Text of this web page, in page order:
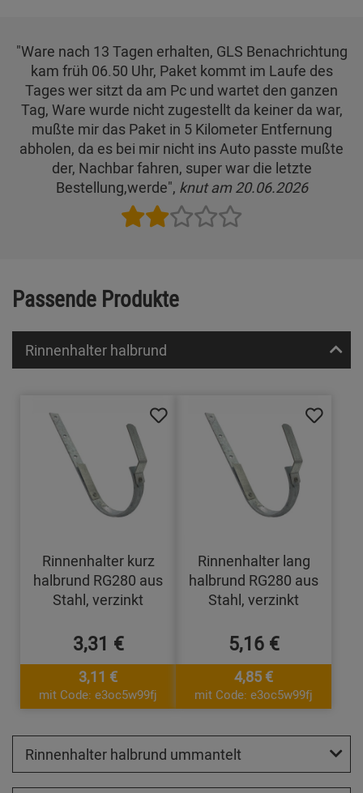
"Ware nach 13 Tagen erhalten, GLS Benachrichtung
kam früh 06.50 Uhr, Paket kommt im Laufe des
Tages wer sitzt da am Pc und wartet den ganzen
Tag, Ware wurde nicht zugestellt da keiner da war,
mußte mir das Paket in 5 Kilometer Entfernung
abholen, da es bei mir nicht ins Auto passte mußte
der, Nachbar fahren, super war die letzte
Bestellung,werde", knut am 20.06.2026
Passende Produkte
Rinnenhalter halbrund
Rinnenhalter kurz
halbrund RG280 aus
Stahl, verzinkt
3,31 €
3,11 €
mit Code: e3oc5w99fj
Rinnenhalter lang
halbrund RG280 aus
Stahl, verzinkt
5,16 €
4,85 €
mit Code: e3oc5w99fj
Rinnenhalter halbrund ummantelt